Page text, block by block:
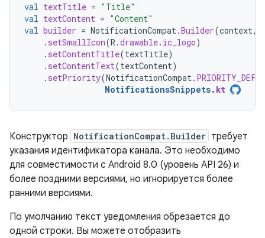
val textTitle = "Title"
val textContent = "Content"
val builder = NotificationCompat .Builder(context,
. setSmallIcon(R .drawable. ic_logo)
. setContentTitle(textTitle)
. setContentText(textContent)
. setPriority(NotificationCompat .
NotificationsSnippets. kt
Конструктор NotificationCompat.Builder требует
указания идентификатора канала. Это необходимо
для совместимости с Android 8.0 (уровень API 26) и
более поздними версиями, но игнорируется более
ранними версиями.
По умолчанию текст уведомления обрезается до
одной строки. Вы можете отобразить